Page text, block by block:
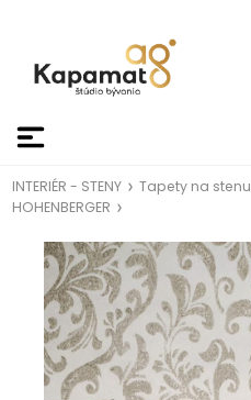
INTERIÉR - STENY Tapety na stenu
HOHENBERGER